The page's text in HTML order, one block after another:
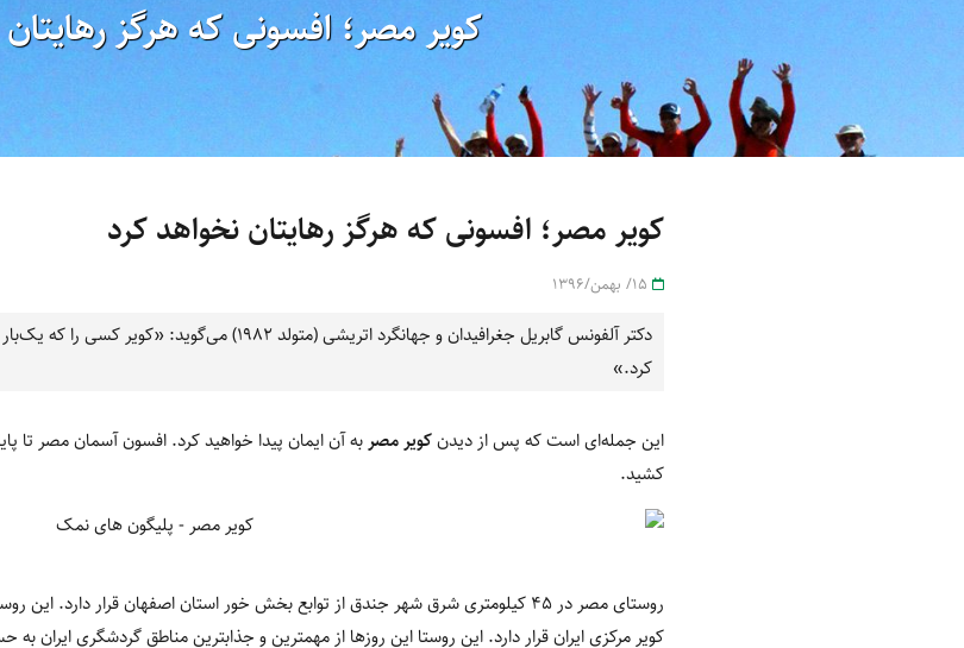
کویر مصر؛ افسونی که هرگز
کویر مصر؛ افسونی که هرگز رهایتان نخواهد کرد
دکتر آلفونس گابریل جغرافیدان و جهانگرد اتریشی (متولد
کرد.»
این جمله‌ای است که پس از دیدنکویر مصر به آن ایمان پیدا خواهید کرد. افسون آسمان مصر تا
کشید.
کویر مرکزی ایران قرار دارد. این روستا این روزها از مهمترین و جذابترین مناطق گردشگری ایران